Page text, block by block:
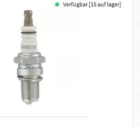
Verfügbar [15 auf lager]